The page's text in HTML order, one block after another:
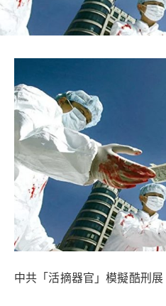
中共「活摘器官」模擬酷刑展